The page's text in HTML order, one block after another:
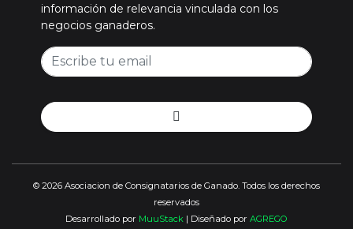
información de relevancia vinculada con los
negocios ganaderos.
© 2026 Asociacion de Consignatarios de Ganado. Todos los derechos
reservados
Desarrollado por MuuStack | Diseñado por AGREGO